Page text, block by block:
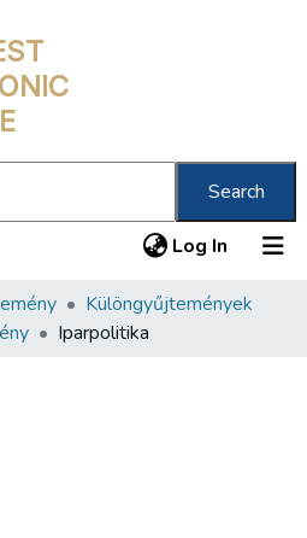
Search
Log In (current)
Különgyűjtemények
Iparpolitika